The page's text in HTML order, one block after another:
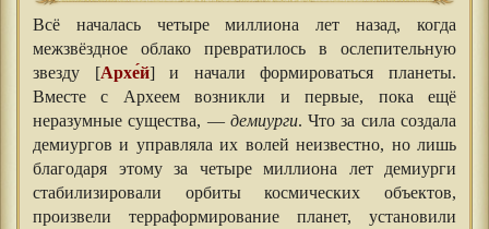
Всё началась четыре миллиона лет назад, когда
межзвёздное облако превратилось в ослепительную
звезду [Архе́й] и начали формироваться планеты.
Вместе с Археем возникли и первые, пока ещё
неразумные существа, — демиурги. Что за сила создала
демиургов и управляла их волей неизвестно, но лишь
благодаря этому за четыре миллиона лет демиурги
стабилизировали орбиты космических объектов,
произвели терраформирование планет, установили